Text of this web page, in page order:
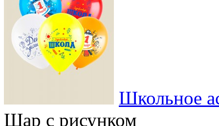
Школьное
Шар с рисунком